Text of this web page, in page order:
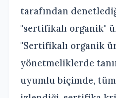
tarafından
"sertifikalı organik"
"Sertifikalı organik
yönetmeliklerde
uyumlu biçimde,